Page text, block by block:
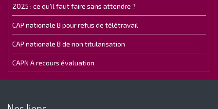
2025 : ce qu'il faut faire sans attendre ?
CAP nationale B pour refus de télétravail
CAP nationale B de non titularisation
CAPN A recours évaluation